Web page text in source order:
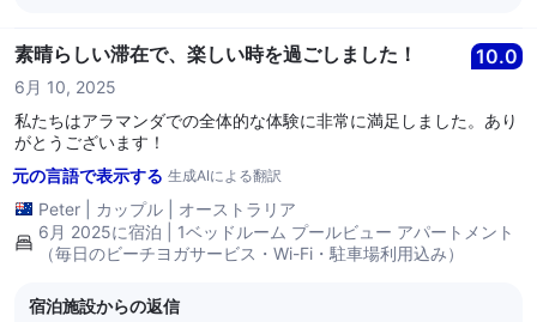
you with a memorable stay for all the right reasons. Kind
素晴らしい滞在で、楽しい時を過ごしました！ 10.0
6月 10, 2025
私たちはアラマンダでの全体的な体験に非常に満足しました。あり
がとうございます！
元の言語で表示する 生成AIによる翻訳
Peter カップル
オーストラリア
6月 2025に宿泊 | 1ベッドルーム プールビュー アパートメント
（毎日のビーチヨガサービス・Wi-Fi・駐車場利用込み）
宿泊施設からの返信